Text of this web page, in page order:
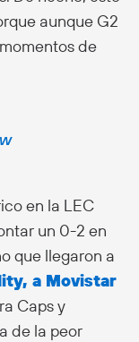
aunque G2
de
en la LEC
un 0-2 en
que llegaron a
a Movistar
Caps y
de la peor